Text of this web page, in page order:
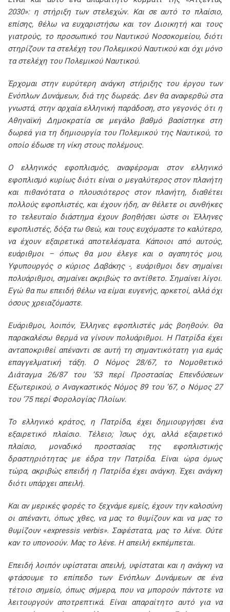
2030»: η στήριξη των στελεχών. Και σε αυτό το πλαίσιο,
επίσης, θέλω να ευχαριστήσω και τον Διοικητή και τους
γιατρούς, το προσωπικό του Ναυτικού Νοσοκομείου, διότι
στηρίζουν τα στελέχη του Πολεμικού Ναυτικού και όχι μόνο
τα στελέχη του Πολεμικού Ναυτικού.
Έρχομαι στην ευρύτερη ανάγκη στήριξης του έργου των
Ενόπλων Δυνάμεων, διά της δωρεάς. Δεν θα αναφερθώ στα
γνωστά, στην αρχαία ελληνική παράδοση, στο γεγονός ότι η
Αθηναϊκή Δημοκρατία σε μεγάλο βαθμό βασίστηκε στη
δωρεά για τη δημιουργία του Πολεμικού της Ναυτικού, το
οποίο έδωσε τη νίκη στους πολέμους.
Ο ελληνικός εφοπλισμός, αναφέρομαι στον ελληνικό
εφοπλισμό κυρίως διότι είναι ο μεγαλύτερος στον πλανήτη
και πιθανότατα ο πλουσιότερος στον πλανήτη, διαθέτει
πολλούς εφοπλιστές, και έχουν ήδη, αν θέλετε οι συνθήκες
το τελευταίο διάστημα έχουν βοηθήσει ώστε οι Έλληνες
εφοπλιστές, δόξα τω Θεώ, και τους ευχόμαστε το καλύτερο,
να έχουν εξαιρετικά αποτελέσματα. Κάποιοι από αυτούς,
ευάριθμοι – όπως θα μου έλεγε και ο αγαπητός μου,
Υφυπουργός ο κύριος Δαβάκης -, ευάριθμοι δεν σημαίνει
πολυάριθμοι, σημαίνει ακριβώς το αντίθετο. Σημαίνει λίγοι.
Εγώ θα πω επειδή θέλω να είμαι ευγενής, αρκετοί, αλλά όχι
όσους χρειαζόμαστε.
Ευάριθμοι, λοιπόν, Έλληνες εφοπλιστές μάς βοηθούν. Θα
παρακαλέσω θερμά να γίνουν πολυάριθμοι. Η Πατρίδα έχει
ανταποκριθεί απέναντι σε αυτή τη σημαντικότατη για εμάς
επαγγελματική τάξη. Ο Νόμος 28/67, το Νομοθετικό
Διάταγμα 26/87 του ’53 περί Προστασίας Επενδύσεων
Εξωτερικού, ο Αναγκαστικός Νόμος 89 του ’67, ο Νόμος 27
του ’75 περί Φορολογίας Πλοίων.
Το ελληνικό κράτος, η Πατρίδα, έχει δημιουργήσει ένα
εξαιρετικό πλαίσιο. Τέλειο; Ίσως όχι, αλλά εξαιρετικό
πλαίσιο, μοναδικό προστασίας της εφοπλιστικής
δραστηριότητας με έδρα την Πατρίδα. Είναι ώρα όμως
τώρα, ακριβώς επειδή η Πατρίδα έχει ανάγκη. Έχει ανάγκη
διότι υπάρχει απειλή.
Και αν μερικές φορές το ξεχνάμε εμείς, έχουν την καλοσύνη
οι απέναντι, όπως χθες, να μας το θυμίζουν και να μας το
θυμίζουν«expressis verbis». Σαφέστατα, μας το λένε. Ούτε
καν το υπονοούν. Μας το λένε. Η απειλή εκπέμπεται.
Επειδή λοιπόν υφίσταται απειλή, υφίσταται και η ανάγκη να
φτάσουμε το επίπεδο των Ενόπλων Δυνάμεων σε ένα
τέτοιο σημείο, όπως σήμερα, που να μπορούν πάντοτε να
λειτουργούν αποτρεπτικά. Είναι απαραίτητο αυτό για να